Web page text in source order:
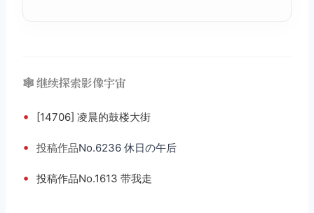
🕸️ 继续探索影像宇宙
• [14706] 凌晨的鼓楼大街
• 投稿作品No.6236 休日の午后
• 投稿作品No.1613 带我走